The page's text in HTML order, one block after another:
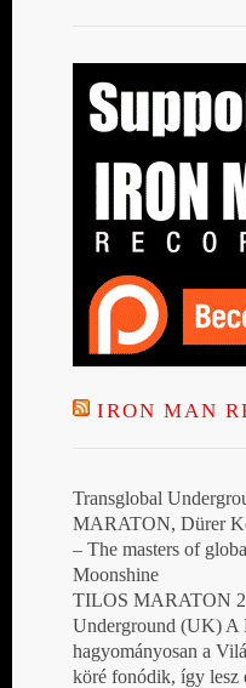
IRON MAN
Transglobal
MARATON, Dürer
– The masters of
Moonshine
TILOS MARATON
Underground (UK) A
hagyományosan a
köré fonódik, így lesz